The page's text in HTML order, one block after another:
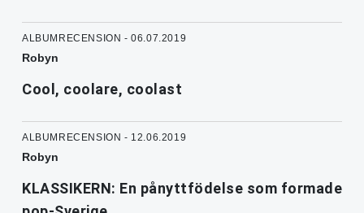
ALBUMRECENSION - 06.07.2019
Robyn
Cool, coolare, coolast
ALBUMRECENSION - 12.06.2019
Robyn
KLASSIKERN: En pånyttfödelse som formade